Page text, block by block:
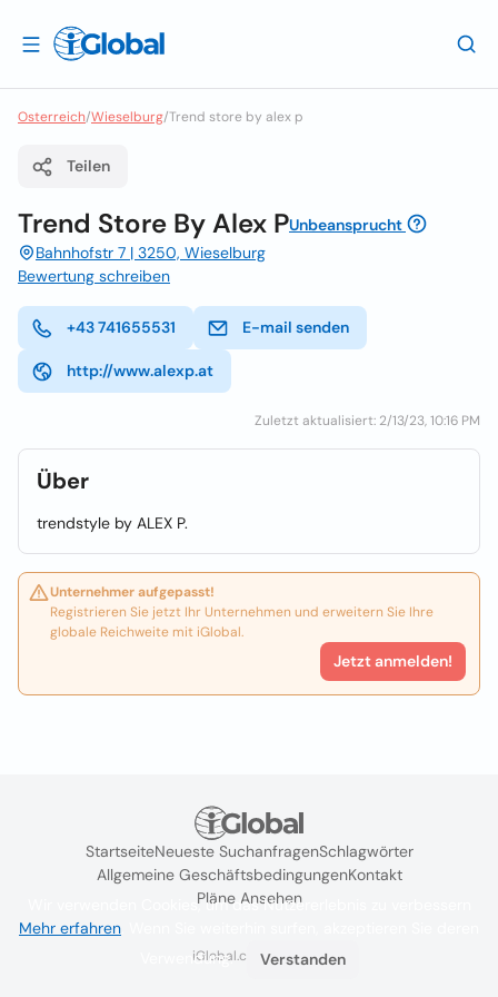
Osterreich/Wieselburg/Trend store by alex p
Teilen
Trend Store By Alex PUnbeansprucht
Bahnhofstr 7 | 3250, Wieselburg
Bewertung schreiben
+43 741655531 E-mail senden
http://www.alexp.at
Zuletzt aktualisiert: 2/13/23, 10:16 PM
Über
trendstyle by ALEX P.
Unternehmer aufgepasst!
Registrieren Sie jetzt Ihr Unternehmen und erweitern Sie Ihre
globale Reichweite mit iGlobal.
Jetzt anmelden!
StartseiteNeueste SuchanfragenSchlagwörter
Allgemeine GeschäftsbedingungenKontakt
Pläne Ansehen
iGlobal.co @ 2024
Wir verwenden Cookies, um das Nutzererlebnis zu verbessern
Mehr erfahren
Verwendung.
Verstanden